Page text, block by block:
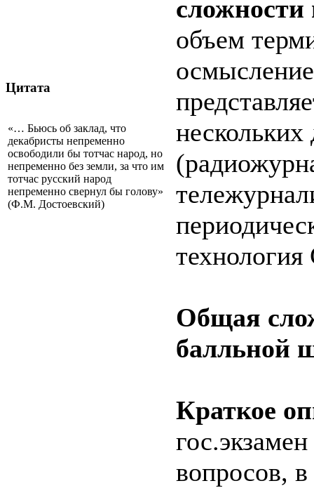
Цитата
«… Бьюсь об заклад, что
декабристы непременно
освободили бы тотчас народ, но
непременно без земли, за что им
тотчас русский народ
непременно свернул бы голову»
(Ф.М. Достоевский)
сложности
объем
Общая
балльной
Краткое
вопросов,